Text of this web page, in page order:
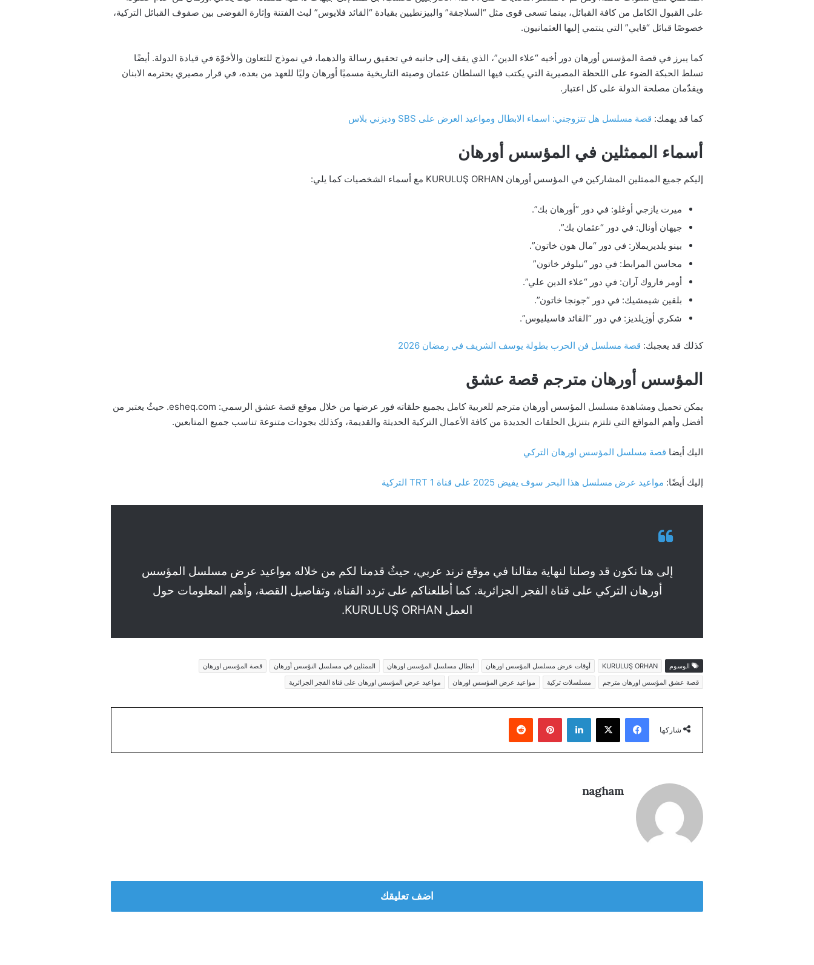
على القبول الكامل من كافة القبائل، بينما تسعى قوى مثل “السلاجقة” والبيزنطيين بقيادة “القائد فلايوس” لبث الفتنة وإثارة الفوضى بين صفوف القبائل التركية،
خصوصًا قبائل “قايي” التي ينتمي إليها العثمانيون.
كما يبرز في قصة المؤسس أورهان دور أخيه “علاء الدين”، الذي يقف إلى جانبه في تحقيق رسالة والدهما، في نموذج للتعاون والأخوّة في قيادة الدولة. أيضًا
تسلط الحبكة الضوء على اللحظة المصيرية التي يكتب فيها السلطان عثمان وصيته التاريخية مسميًا أورهان وليًا للعهد من بعده، في قرار مصيري يحترمه الابنان
ويقدّمان مصلحة الدولة على كل اعتبار.
كما قد يهمك: قصة مسلسل هل تتزوجني: اسماء الابطال ومواعيد العرض على SBS وديزني بلاس
أسماء الممثلين في المؤسس أورهان
إليكم جميع الممثلين المشاركين في المؤسس أورهان KURULUŞ ORHAN مع أسماء الشخصيات كما يلي:
ميرت يازجي أوغلو: في دور “أورهان بك”.
جيهان أونال: في دور “عثمان بك”.
بينو يلديريملار: في دور “مال هون خاتون”.
محاسن المرابط: في دور “نيلوفر خاتون”
أومر فاروك آران: في دور “علاء الدين علي”.
بلقين شيمشيك: في دور “جونجا خاتون”.
شكري أوزيلديز: في دور “القائد فاسيليوس”.
كذلك قد يعجبك: قصة مسلسل فن الحرب بطولة يوسف الشريف في رمضان 2026
المؤسس أورهان مترجم قصة عشق
يمكن تحميل ومشاهدة مسلسل المؤسس أورهان مترجم للعربية كامل بجميع حلقاته فور عرضها من خلال موقع قصة عشق الرسمي: esheq.com. حيثُ يعتبر من
أفضل وأهم المواقع التي تلتزم بتنزيل الحلقات الجديدة من كافة الأعمال التركية الحديثة والقديمة، وكذلك بجودات متنوعة تناسب جميع المتابعين.
اليك أيضا قصة مسلسل المؤسس اورهان التركي
إليك أيضًا: مواعيد عرض مسلسل هذا البحر سوف يفيض 2025 على قناة TRT 1 التركية
إلى هنا نكون قد وصلنا لنهاية مقالنا في موقع ترند عربي، حيثُ قدمنا لكم من خلاله مواعيد عرض مسلسل المؤسس
أورهان التركي على قناة الفجر الجزائرية. كما أطلعناكم على تردد القناة، وتفاصيل القصة، وأهم المعلومات حول
العمل KURULUŞ ORHAN.
الوسوم KURULUŞ ORHAN أوقات عرض مسلسل المؤسس اورهان ابطال مسلسل المؤسس اورهان الممثلين في مسلسل النؤسس أورهان
قصة المؤسس اورهان
قصة عشق المؤسس اورهان مترجم
مسلسلات تركية مواعيد عرض المؤسس اورهان مواعيد عرض المؤسس اورهان على قناة الفجر الجزائرية
شاركها
فيسبوك لينكدإن بينتيريست
nagham
اضف تعليقك